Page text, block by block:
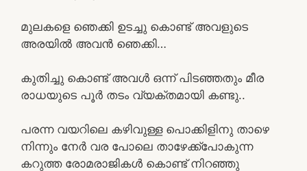
മുലകളെ ഞെക്കി ഉടച്ചു കൊണ്ട് അവളുടെ
അരയിൽ അവൻ ഞെക്കി…
കുതിച്ചു കൊണ്ട് അവൾ ഒന്ന് പിടഞ്ഞതും മീര
രാധയുടെ പൂർ തടം വ്യക്തമായി കണ്ടു..
പരന്ന വയറിലെ കഴിവുള്ള പൊക്കിളിനു താഴെ
നിന്നും നേർ വര പോലെ താഴേക്ക്പോകുന്ന
കറുത്ത രോമരാജികൾ കൊണ്ട് നിറഞ്ഞു